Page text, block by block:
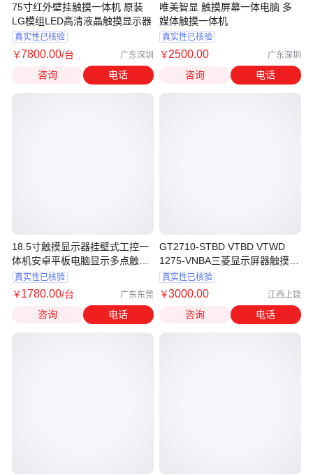
75寸红外壁挂触摸一体机 原装
LG模组LED高清液晶触摸显示器
真实性已核验
￥7800.00/台 广东深圳
咨询 电话
18.5寸触摸显示器挂壁式工控一
体机安卓平板电脑显示多点触控
屏
真实性已核验
￥1780.00/台 广东东莞
咨询 电话
唯美智显 触摸屏幕一体电脑 多
媒体触摸一体机
真实性已核验
￥2500.00 广东深圳
咨询 电话
GT2710-STBD VTBD VTWD
1275-VNBA三菱显示屏器触摸屏
幕
真实性已核验
￥3000.00 江西上饶
咨询 电话